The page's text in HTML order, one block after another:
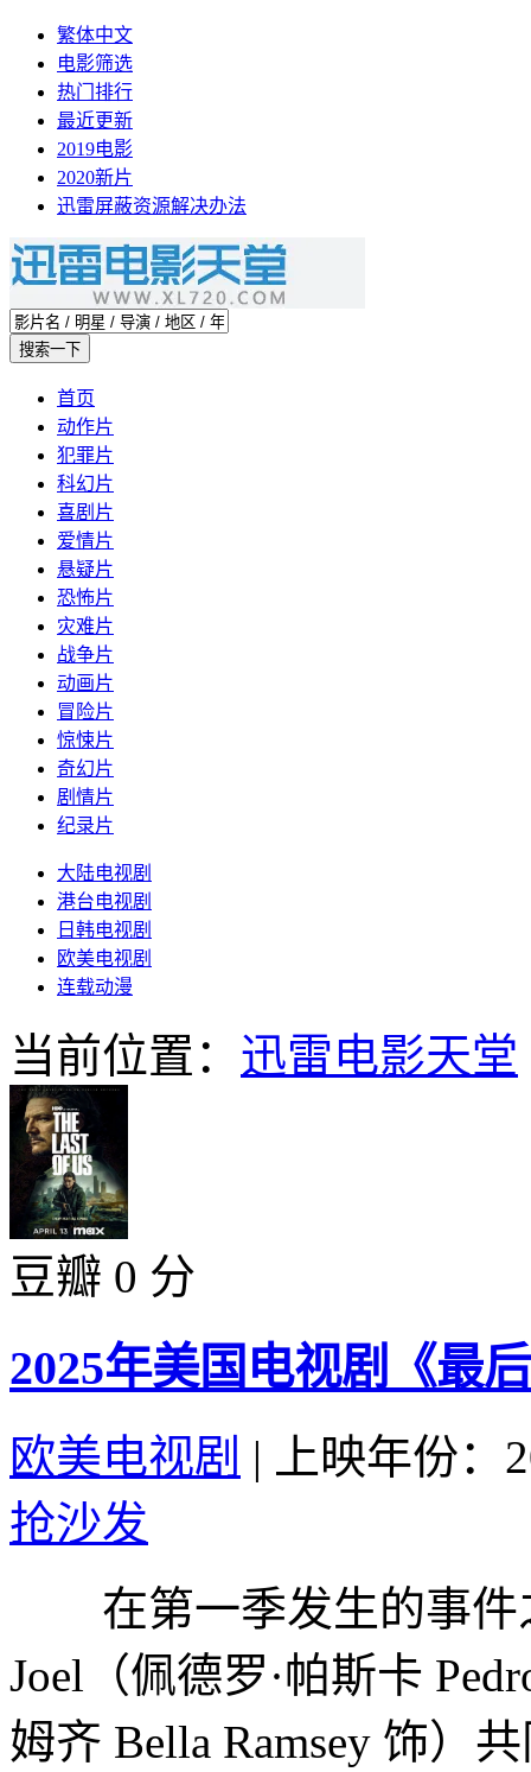
繁体中文
电影筛选
热门排行
最近更新
2019电影
2020新片
迅雷屏蔽资源解决办法
首页
动作片
犯罪片
科幻片
喜剧片
爱情片
悬疑片
恐怖片
灾难片
战争片
动画片
冒险片
惊悚片
奇幻片
剧情片
纪录片
大陆电视剧
港台电视剧
日韩电视剧
欧美电视剧
连载动漫
当前位置： 迅雷电影天堂
豆瓣 0 分
2025年美国电视剧《最
欧美电视剧 |
上映年份：
抢沙发
在第一季发生的事件
Joel（佩德罗·帕斯卡
姆齐 Bella Ramsey 饰）